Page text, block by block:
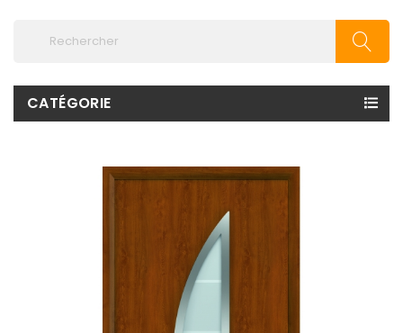
CATÉGORIE